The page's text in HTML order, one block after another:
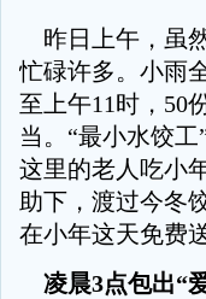
昨日上午，虽
忙碌许多。小雨
至上午11时，50
当。“最小水饺
这里的老人吃小
助下，渡过今冬
在小年这天免费
凌晨3点包出“